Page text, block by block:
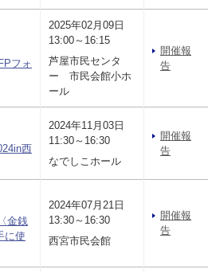
フォ
2025年02月09日
13:00～16:15
芦屋市民センタ
ー 市民会館小ホ
ール
開催報
告
西
2024年11月03日
11:30～16:30
なでしこホール
開催報
告
金銭
に使
2024年07月21日
13:30～16:30
西宮市民会館
開催報
告